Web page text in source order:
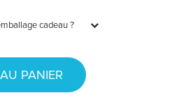
cadeau ?
PANIER